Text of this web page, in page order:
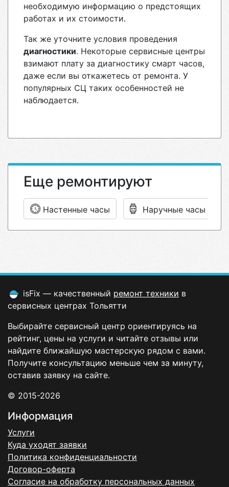
необходимую информацию о предстоящих
работах и их стоимости.
Так же уточните условия проведения
диагностики. Некоторые сервисные центры
взимают плату за диагностику смарт часов,
даже если вы откажетесь от ремонта. У
популярных СЦ таких особенностей не
наблюдается.
Еще ремонтируют
Настенные часы Наручные часы
isFix — качественный ремонт техники в
сервисных центрах Тольятти
Выбирайте сервисный центр ориентируясь на
рейтинг, цены на услуги и читайте отзывы или
найдите ближайшую мастерскую рядом с вами.
Получите консультацию меньше чем за минуту,
оставив заявку на сайте.
© 2015-2026
Информация
Услуги
Куда уходят заявки
Политика конфиденциальности
Договор-оферта
Согласие на обработку персональных данных